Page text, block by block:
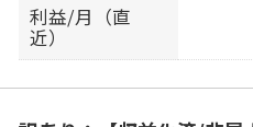
利益/月（直
近）